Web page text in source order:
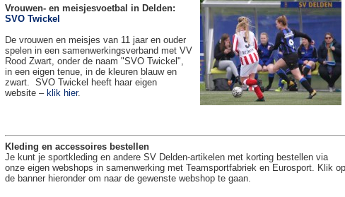
Vrouwen- en meisjesvoetbal in Delden:
SVO Twickel
De vrouwen en meisjes van 11 jaar en ouder
spelen in een samenwerkingsverband met VV
Rood Zwart, onder de naam "SVO Twickel",
in een eigen tenue, in de kleuren blauw en
zwart. SVO Twickel heeft haar eigen
website – klik hier.
Kleding en accessoires bestellen
Je kunt je sportkleding en andere SV Delden-artikelen met korting bestellen via
onze eigen webshops in samenwerking met Teamsportfabriek en Eurosport. Klik op
de banner hieronder om naar de gewenste webshop te gaan.